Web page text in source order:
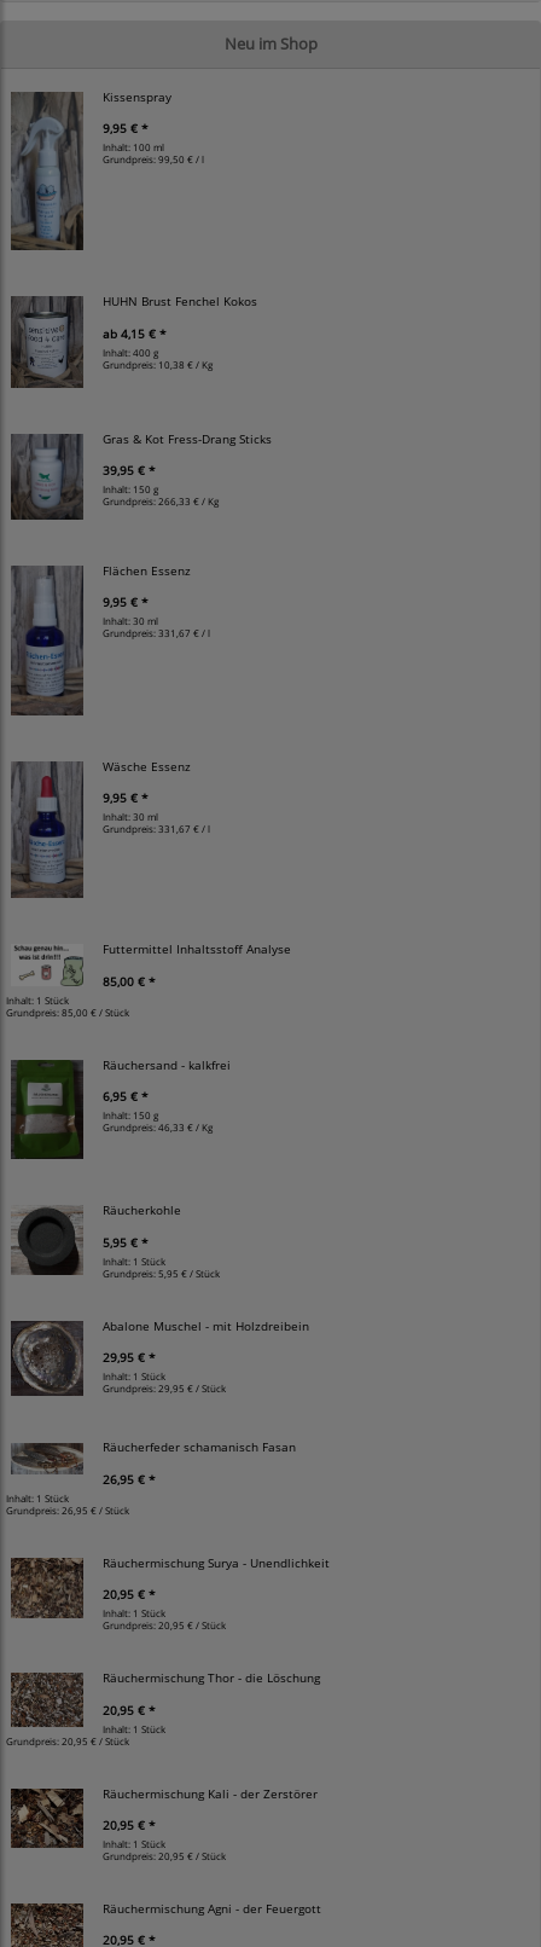
Neu im Shop
Kissenspray
9,95 € *
Inhalt: 100 ml
Grundpreis:99,50 € / l
HUHN Brust Fenchel Kokos
ab 4,15 € *
Inhalt: 400 g
Grundpreis: 10,38 € / Kg
Gras & Kot Fress-Drang Sticks
39,95 € *
Inhalt: 150 g
Grundpreis: 266,33 € / Kg
Flächen Essenz
9,95 € *
Inhalt: 30 ml
Grundpreis:331,67 € / l
Wäsche Essenz
9,95 € *
Inhalt: 30 ml
Grundpreis:331,67 € / l
Futtermittel Inhaltsstoff Analyse
85,00 € *
Inhalt: 1 Stück
Grundpreis:85,00 € / Stück
Räuchersand - kalkfrei
6,95 € *
Inhalt: 150 g
Grundpreis:46,33 € / Kg
Räucherkohle
5,95 € *
Inhalt: 1 Stück
Grundpreis:5,95 € / Stück
Abalone Muschel - mit Holzdreibein
29,95 € *
Inhalt: 1 Stück
Grundpreis:29,95 € / Stück
Räucherfeder schamanisch Fasan
26,95 € *
Inhalt: 1 Stück
Grundpreis: 26,95 € / Stück
Räuchermischung Surya - Unendlichkeit
20,95 € *
Inhalt: 1 Stück
Grundpreis:20,95 € / Stück
Räuchermischung Thor - die Löschung
20,95 € *
Inhalt: 1 Stück
Grundpreis: 20,95 € / Stück
Räuchermischung Kali - der Zerstörer
20,95 € *
Inhalt: 1 Stück
Grundpreis: 20,95 € / Stück
Räuchermischung Agni - der Feuergott
20,95 € *